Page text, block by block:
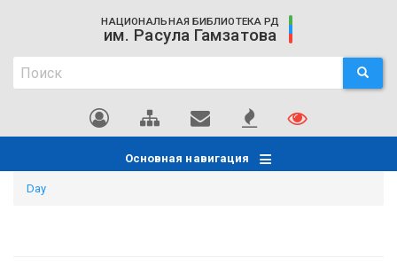
содержанию
НАЦИОНАЛЬНАЯ БИБЛИОТЕКА РД
им. Расула Гамзатова
Поиск
Поиск ПОИСК
Основная навигация
Day